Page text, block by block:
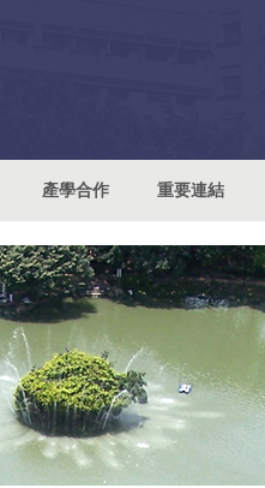
產學合作 重要連結